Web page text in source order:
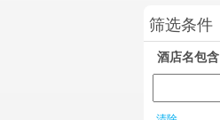
筛选条件
酒店名包含